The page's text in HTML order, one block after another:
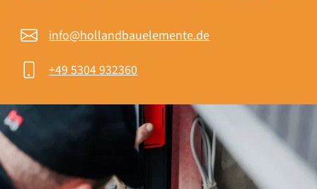
info@hollandbauelemente.de
+49 5304 932360